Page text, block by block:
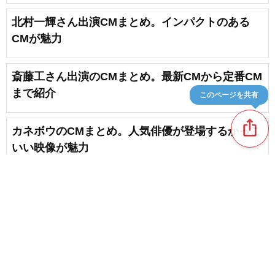
北村一輝さん出演CMまとめ。インパクトのある
CMが魅力
斎藤工さん出演のCMまとめ。最新CMから定番CM
まで紹介
カネボウのCMまとめ。人気俳優が登場するかっこ
いい映像が魅力
ios_share
このページを共有